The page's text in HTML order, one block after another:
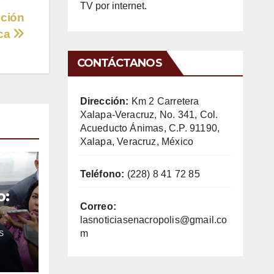
TV por internet.
CONTÁCTANOS
Dirección: Km 2 Carretera
Xalapa-Veracruz, No. 341, Col.
Acueducto Ánimas, C.P. 91190,
Xalapa, Veracruz, México
Teléfono: (228) 8 41 72 85
Correo:
lasnoticiasenacropolis@gmail.co
m